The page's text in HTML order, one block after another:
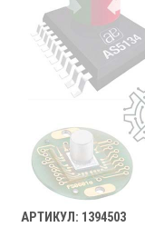
АРТИКУЛ: 1394503